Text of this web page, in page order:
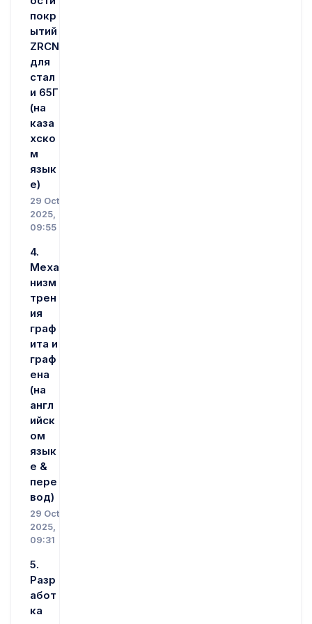
покр
ытий
ZRCN
для
стал
и 65Г
(на
каза
хско
м
язык
е)
29 Oct
2025,
09:55
4.
Меха
низм
трен
ия
граф
ита и
граф
ена
(на
англ
ийск
ом
язык
е &
пере
вод)
29 Oct
2025,
09:31
5.
Разр
абот
ка